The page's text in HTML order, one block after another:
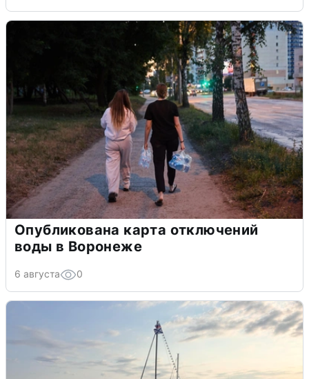
Опубликована карта отключений
воды в Воронеже
6 августа 0